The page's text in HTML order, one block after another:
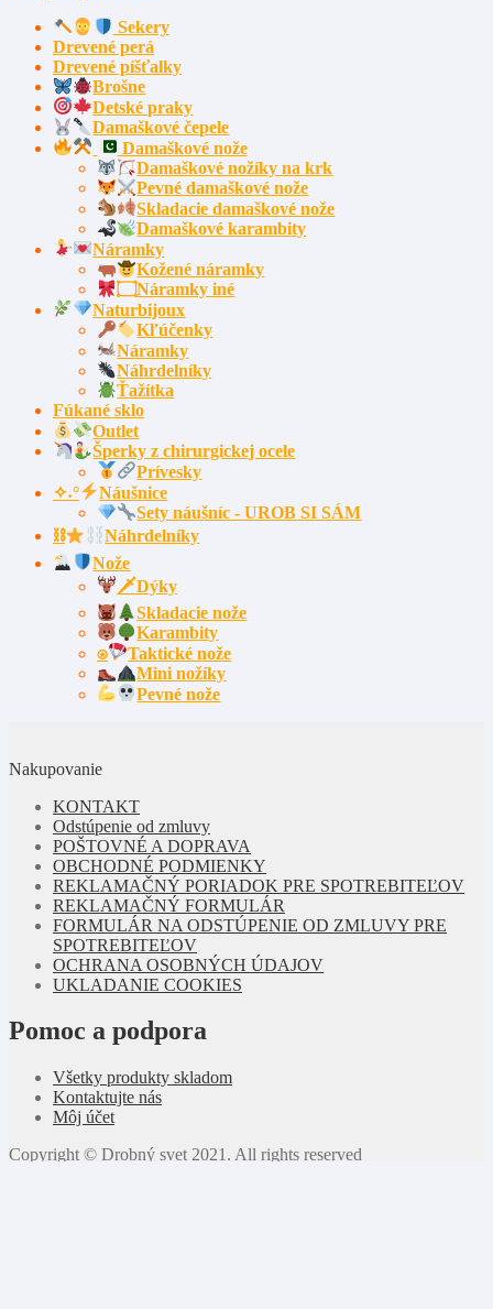
Sekery
Drevené perá
Drevené píšťalky
Brošne
Detské praky
Damaškové čepele
Damaškové nože
Damaškové nožíky na krk
Pevné damaškové nože
Skladacie damaškové nože
Damaškové karambity
Náramky
Kožené náramky
۝Náramky iné
Naturbijoux
Kľúčenky
Náramky
Náhrdelníky
Ťažítka
Fúkané sklo
Outlet
Šperky z chirurgickej ocele
Prívesky
✧˖°
Náušnice
Sety náušníc - UROB SI SÁM
⛓
Náhrdelníky
Nože
🗡Dýky
Skladacie nože
Karambity
⍟
Taktické nože
Mini nožíky
Pevné nože
Nakupovanie
KONTAKT
Odstúpenie od zmluvy
POŠTOVNÉ A DOPRAVA
OBCHODNÉ PODMIENKY
REKLAMAČNÝ PORIADOK PRE SPOTREBITEĽOV
REKLAMAČNÝ FORMULÁR
FORMULÁR NA ODSTÚPENIE OD ZMLUVY PRE
SPOTREBITEĽOV
OCHRANA OSOBNÝCH ÚDAJOV
UKLADANIE COOKIES
Pomoc a podpora
Všetky produkty skladom
Kontaktujte nás
Môj účet
Copyright © Drobný svet 2021. All rights reserved